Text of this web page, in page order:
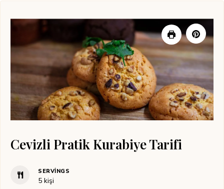
Cevizli Pratik Kurabiye Tarifi
SERVINGS
5 kişi